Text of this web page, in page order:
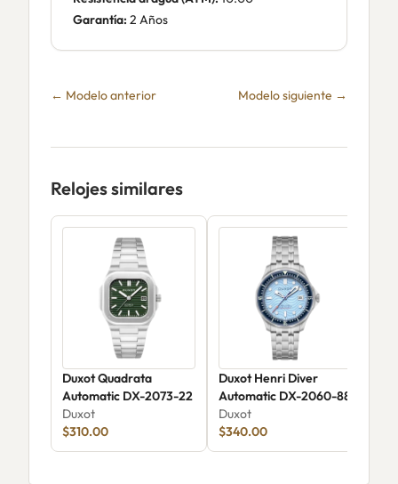
Garantía: 2 Años
← Modelo anterior Modelo siguiente →
Relojes similares
Duxot Quadrata
Automatic DX-2073-22
Duxot
$310.00
Duxot Henri Diver
Automatic DX-2060-88
Duxot
$340.00